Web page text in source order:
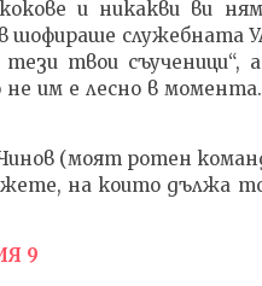
и никакви ви
шофираше служебната
твои съученици“,
им е лесно в
(моят ротен
на които дължа
9